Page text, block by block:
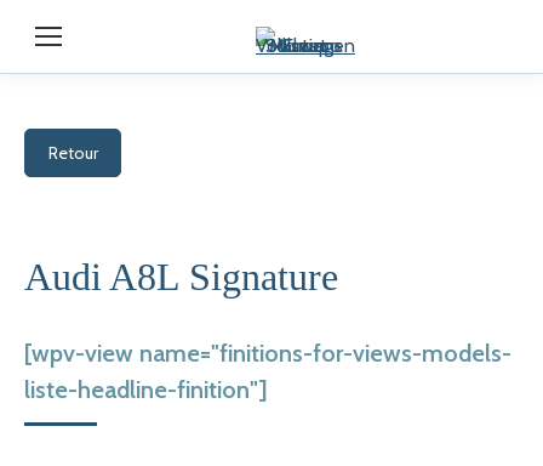
Retour
Audi A8L Signature
[wpv-view name="finitions-for-views-models-
liste-headline-finition"]